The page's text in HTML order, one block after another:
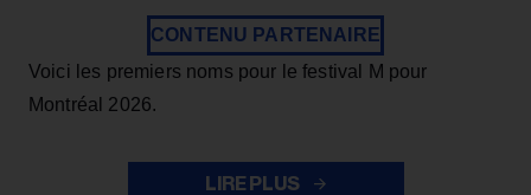
CONTENU PARTENAIRE
Voici les premiers noms pour le festival M pour
Montréal 2026.
LIRE PLUS